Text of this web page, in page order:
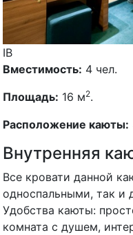
IB
Вместимость: 4 чел.
Площадь: 16 м2.
Расположение каюты:
Внутренняя
Все кровати данной
односпальными, так и
Удобства каюты:
комната с душем,